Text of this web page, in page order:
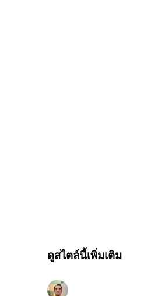
ดูสไตล์นี้เพิ่มเติม